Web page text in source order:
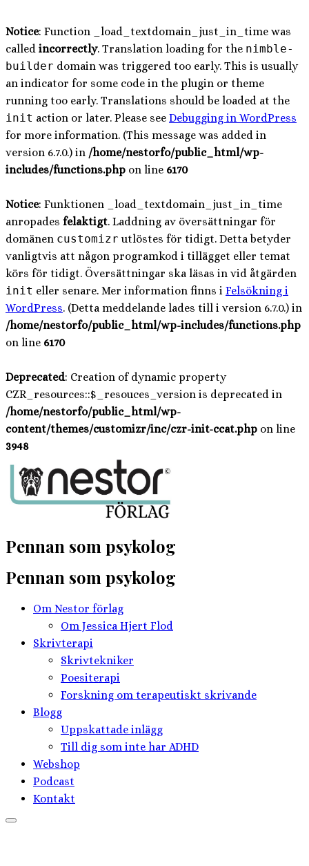
Notice: Function _load_textdomain_just_in_time was
called incorrectly. Translation loading for the nimble-
builder domain was triggered too early. This is usually
an indicator for some code in the plugin or theme
running too early. Translations should be loaded at the
init action or later. Please see Debugging in WordPress
for more information. (This message was added in
version 6.7.0.) in /home/nestorfo/public_html/wp-
includes/functions.php on line 6170
Notice: Funktionen _load_textdomain_just_in_time
anropades felaktigt. Laddning av översättningar för
domänen customizr utlöstes för tidigt. Detta betyder
vanligtvis att någon programkod i tillägget eller temat
körs för tidigt. Översättningar ska läsas in vid åtgärden
init eller senare. Mer information finns i Felsökning i
WordPress. (Detta meddelande lades till i version 6.7.0.) in
/home/nestorfo/public_html/wp-includes/functions.php
on line 6170
Deprecated: Creation of dynamic property
CZR_resources::$_resouces_version is deprecated in
/home/nestorfo/public_html/wp-
content/themes/customizr/inc/czr-init-ccat.php on line
3948
Hoppa
innehåll
Pennan som psykolog
Pennan som psykolog
Om Nestor förlag
Om Jessica Hjert Flod
Skrivterapi
Skrivtekniker
Poesiterapi
Forskning om terapeutiskt skrivande
Blogg
Uppskattade inlägg
Till dig som inte har ADHD
Webshop
Podcast
Kontakt